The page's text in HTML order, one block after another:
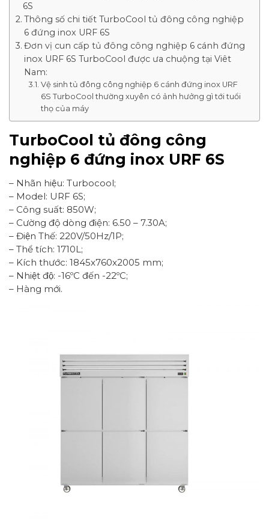
6S
Thông số chi tiết TurboCool tủ đông công nghiệp
6 đứng inox URF 6S
Đơn vị cun cấp tủ đông công nghiệp 6 cánh đứng
inox URF 6S TurboCool được ưa chuộng tại Viêt
Nam:
Vệ sinh tủ đông công nghiệp 6 cánh đứng inox URF
6S TurboCool thường xuyên có ảnh hưởng gì tới tuổi
thọ của máy
TurboCool tủ đông công
nghiệp 6 đứng inox URF 6S
– Nhãn hiệu: Turbocool;
– Model: URF 6S;
– Công suất: 850W;
– Cường độ dòng điện: 6.50 – 7.30A;
– Điện Thế: 220V/50Hz/1P;
– Thể tích: 1710L;
– Kích thước: 1845x760x2005 mm;
– Nhiệt độ: -16ºC đến -22ºC;
– Hàng mới.